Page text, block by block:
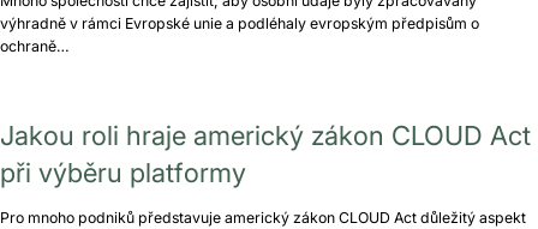
výhradně v rámci Evropské unie a podléhaly evropským předpisům o
ochraně…
Jakou roli hraje americký zákon CLOUD Act
při výběru platformy
Pro mnoho podniků představuje americký zákon CLOUD Act důležitý aspekt